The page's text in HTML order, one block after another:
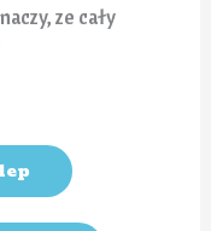
ze cały